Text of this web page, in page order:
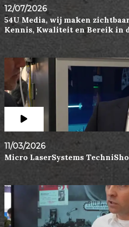
12/07/2026
54U Media, wij maken
Kennis, Kwaliteit en Bereik in
11/03/2026
Micro LaserSystems